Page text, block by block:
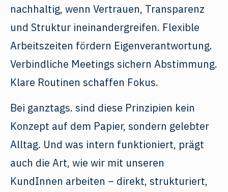
nachhaltig, wenn Vertrauen, Transparenz
und Struktur ineinandergreifen. Flexible
Arbeitszeiten fördern Eigenverantwortung.
Verbindliche Meetings sichern Abstimmung.
Klare Routinen schaffen Fokus.
Bei ganztags. sind diese Prinzipien kein
Konzept auf dem Papier, sondern gelebter
Alltag. Und was intern funktioniert, prägt
auch die Art, wie wir mit unseren
KundInnen arbeiten – direkt, strukturiert,